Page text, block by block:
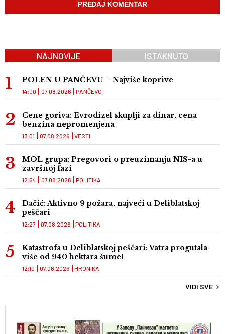
NAJNOVIJE ISTAKNUTO
POLEN U PANČEVU – Najviše koprive
PANČEVO
14:00 07.08.2026
Cene goriva: Evrodizel skuplji za dinar, cena
benzina nepromenjena
VESTI
13:01 07.08.2026
MOL grupa: Pregovori o preuzimanju NIS-a u
završnoj fazi
POLITIKA
12:54 07.08.2026
Dačić: Aktivno 9 požara, najveći u Deliblatskoj
peščari
POLITIKA
12:27 07.08.2026
Katastrofa u Deliblatskoj peščari: Vatra progutala
više od 940 hektara šume!
HRONIKA
12:10 07.08.2026
VIDI SVE